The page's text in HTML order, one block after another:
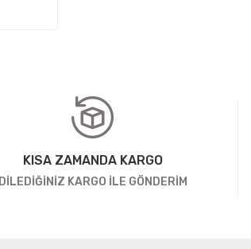
KISA ZAMANDA KARGO
DİLEDİĞİNİZ KARGO İLE GÖNDERİM